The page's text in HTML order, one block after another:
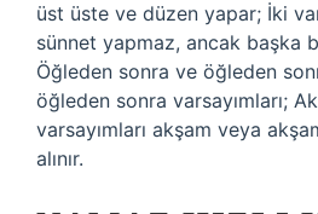
üst üste ve düzen yapar; İki
sünnet yapmaz, ancak başka
Öğleden sonra ve öğleden
öğleden sonra varsayımları;
varsayımları akşam veya
alınır.